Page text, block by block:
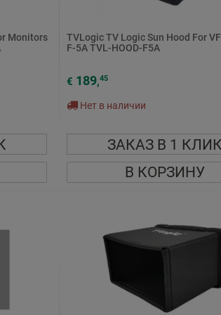
Monitors
TVLogic TV Logic Sun Hood For
F-5A TVL-HOOD-F5A
€ 189,45
Нет в наличии
ЗАКАЗ В 1 КЛИК
В КОРЗИНУ